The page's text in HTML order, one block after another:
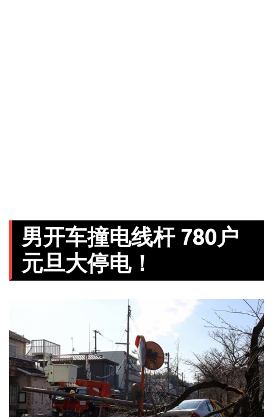
男开车撞电线杆 780户
元旦大停电！